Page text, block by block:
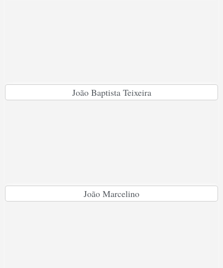
João Baptista Teixeira
João Marcelino